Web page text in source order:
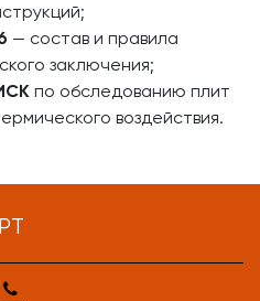
— состав и правила
заключения;
по обследованию плит
воздействия.